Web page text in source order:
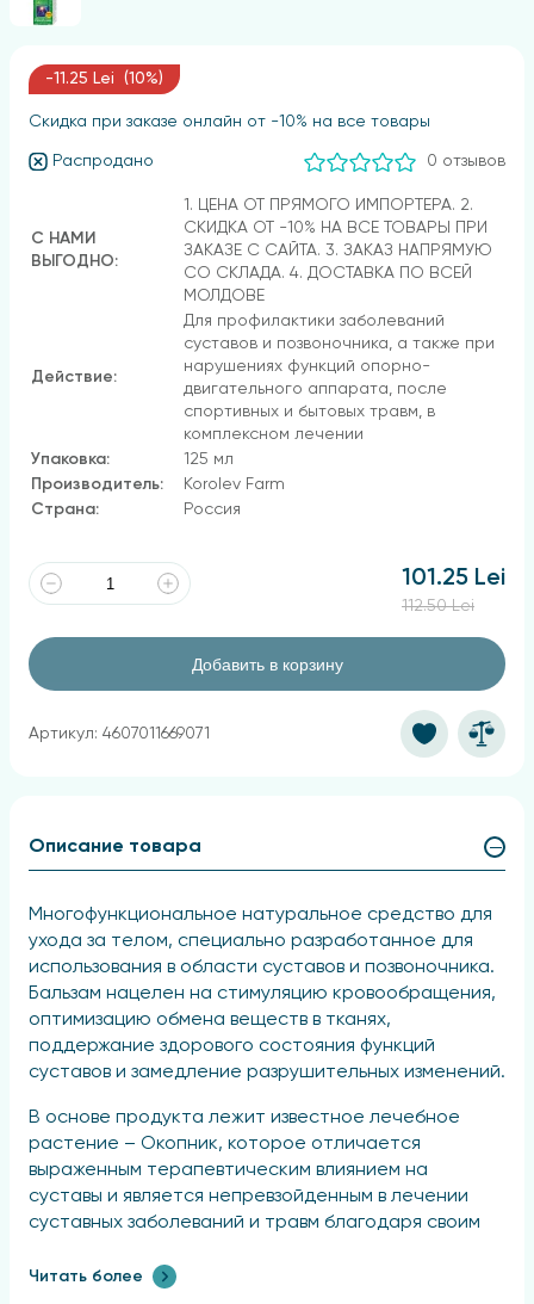
-11.25 Lei (10%)
Скидка при заказе онлайн от -10% на все товары
Распродано 0 отзывов
С НАМИ
ВЫГОДНО:
1. ЦЕНА ОТ ПРЯМОГО ИМПОРТЕРА. 2.
СКИДКА ОТ -10% НА ВСЕ ТОВАРЫ ПРИ
ЗАКАЗЕ С САЙТА. 3. ЗАКАЗ НАПРЯМУЮ
СО СКЛАДА. 4. ДОСТАВКА ПО ВСЕЙ
МОЛДОВЕ
Действие:
Для профилактики заболеваний
суставов и позвоночника, а также при
нарушениях функций опорно-
двигательного аппарата, после
спортивных и бытовых травм, в
комплексном лечении
Упаковка:
125 мл
Производитель:
Korolev Farm
Страна:
Россия
101.25 Lei
112.50 Lei
Добавить в корзину
Артикул: 4607011669071
Описание товара
Многофункциональное натуральное средство для
ухода за телом, специально разработанное для
использования в области суставов и позвоночника.
Бальзам нацелен на стимуляцию кровообращения,
оптимизацию обмена веществ в тканях,
поддержание здорового состояния функций
суставов и замедление разрушительных изменений.
В основе продукта лежит известное лечебное
растение – Окопник, которое отличается
выраженным терапевтическим влиянием на
суставы и является непревзойденным в лечении
суставных заболеваний и травм благодаря своим
антиревматическим свойствам.
Читать более